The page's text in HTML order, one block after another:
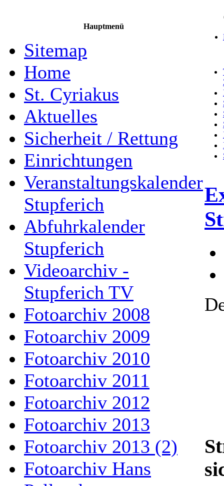
Hauptmenü
Sitemap
Home
St. Cyriakus
Aktuelles
Sicherheit / Rettung
Einrichtungen
Veranstaltungskalender
Stupferich
Abfuhrkalender
Stupferich
Videoarchiv -
Stupferich TV
Fotoarchiv 2008
Fotoarchiv 2009
Fotoarchiv 2010
Fotoarchiv 2011
Fotoarchiv 2012
Fotoarchiv 2013
Fotoarchiv 2013 (2)
Fotoarchiv Hans